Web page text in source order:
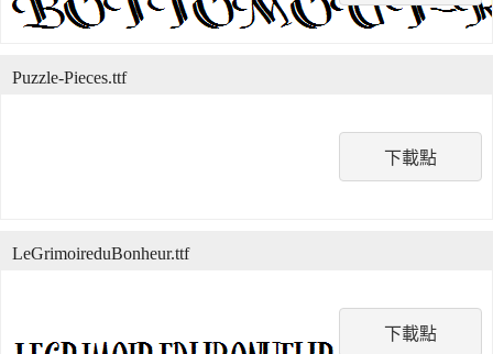
下載點
Puzzle-Pieces.ttf
下載點
LeGrimoireduBonheur.ttf